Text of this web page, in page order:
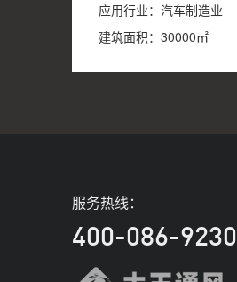
应用行业：汽车制造业
建筑面积：30000㎡
服务热线：
400-086-9230